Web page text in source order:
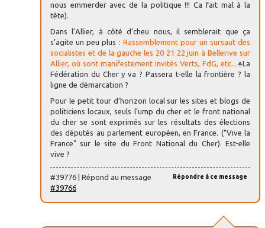
nous emmerder avec de la politique !!! Ca fait mal à la
tête).
Dans l’Allier, à côté d’cheu nous, il semblerait que ça
s’agite un peu plus : Rassemblement pour un sursaut des
socialistes et de la gauche les 20 21 22 juin à Bellerive sur
Allier, où sont manifestement invités Verts, FdG, etc...
La
Fédération du Cher y va ? Passera t-elle la frontière ? la
ligne de démarcation ?
Pour le petit tour d’horizon local sur les sites et blogs de
politiciens locaux, seuls l’ump du cher et le front national
du cher se sont exprimés sur les résultats des élections
des députés au parlement européen, en France. ("Vive la
France" sur le site du Front National du Cher). Est-elle
vive ?
Répondre à ce message
#39776 | Répond au message
#39766